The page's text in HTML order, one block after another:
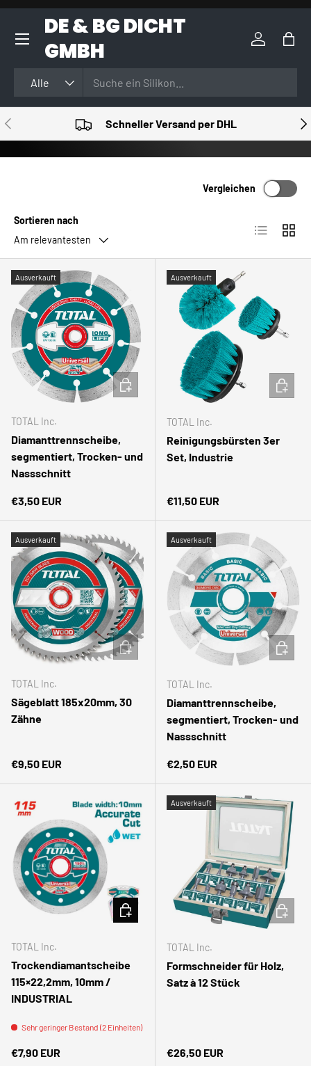
DIREKT ZUM INHALT
DE & BG DICHT
GMBH
Alle
Einloggen
VORHERIGE Schneller Versand per DHL
Sortieren nach
Am relevantesten
Vergleichen
Ausverkauft
TOTAL Inc.
Diamanttrennscheibe,
segmentiert, Trocken- und
Nassschnitt
Normaler Preis
€3,50 EUR
IN DEN WARENKORB
Ausverkauft
TOTAL Inc.
Reinigungsbürsten 3er
Set, Industrie
Normaler Preis
€11,50 EUR
IN DEN
Ausverkauft
TOTAL Inc.
Sägeblatt 185x20mm, 30
Zähne
Normaler Preis
€9,50 EUR
IN DEN WARENKORB
Ausverkauft
TOTAL Inc.
Diamanttrennscheibe,
segmentiert, Trocken- und
Nassschnitt
Normaler Preis
€2,50 EUR
IN DEN
TOTAL Inc.
Trockendiamantscheibe
115×22,2mm, 10mm /
INDUSTRIAL
Sehr geringer Bestand (2 Einheiten)
Normaler Preis
€7,90 EUR
IN DEN WARENKORB
Ausverkauft
TOTAL Inc.
Formschneider für Holz,
Satz à 12 Stück
Normaler Preis
€26,50 EUR
IN DEN